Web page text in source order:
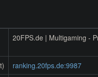
20FPS.de | Multigaming -
ranking.20fps.de:9987